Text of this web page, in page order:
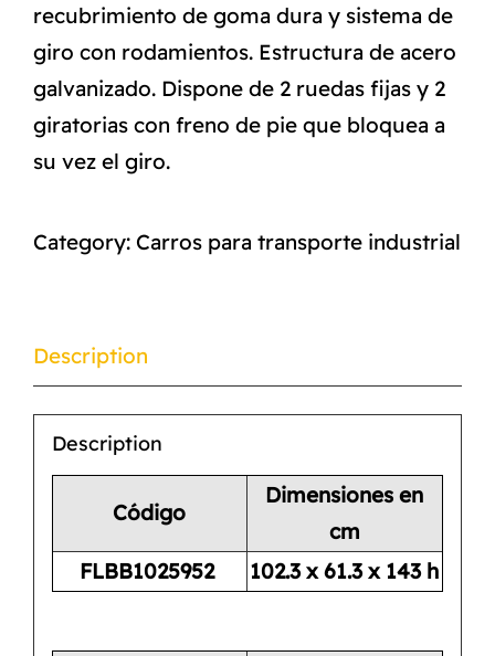
recubrimiento de goma dura y sistema de
giro con rodamientos. Estructura de acero
galvanizado. Dispone de 2 ruedas fijas y 2
giratorias con freno de pie que bloquea a
su vez el giro.
Category: Carros para transporte industrial
Description
Description
Código
Dimensiones en
cm
FLBB1025952
102.3 x 61.3 x 143 h